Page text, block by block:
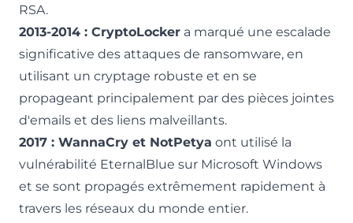
RSA.
2013-2014 : CryptoLocker a marqué une escalade
significative des attaques de ransomware, en
utilisant un cryptage robuste et en se
propageant principalement par des pièces jointes
d'emails et des liens malveillants.
2017 : WannaCry et NotPetya ont utilisé la
vulnérabilité EternalBlue sur Microsoft Windows
et se sont propagés extrêmement rapidement à
travers les réseaux du monde entier.